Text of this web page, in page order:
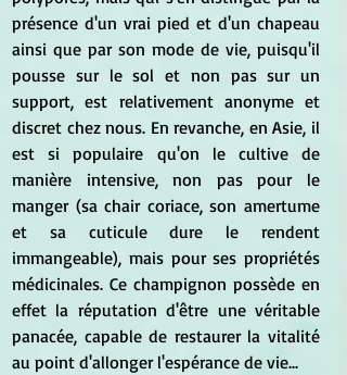
présence d'un vrai pied et d'un chapeau
ainsi que par son mode de vie, puisqu'il
pousse sur le sol et non pas sur un
support, est relativement anonyme et
discret chez nous. En revanche, en Asie, il
est si populaire qu'on le cultive de
manière intensive, non pas pour le
manger (sa chair coriace, son amertume
et sa cuticule dure le rendent
immangeable), mais pour ses propriétés
médicinales. Ce champignon possède en
effet la réputation d'être une véritable
panacée, capable de restaurer la vitalité
au point d'allonger l'espérance de vie...